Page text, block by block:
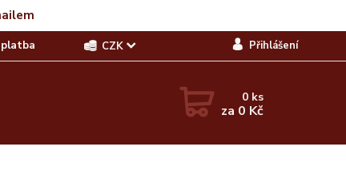
CZK Přihlášení
0 ks
za 0 Kč